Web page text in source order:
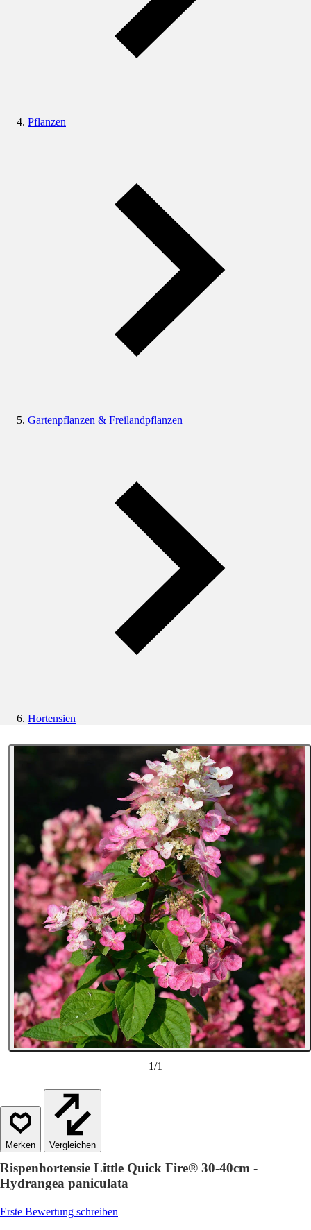
Pflanzen
Gartenpflanzen & Freilandpflanzen
Hortensien
1/1
Vergleichen
Rispenhortensie Little Quick Fire® 30-40cm -
Hydrangea paniculata
Erste Bewertung schreiben